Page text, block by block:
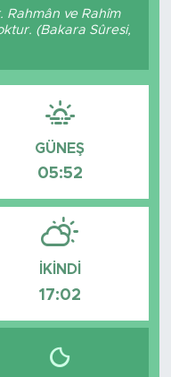
Rahmân ve Rahîm
(Bakara Sûresi,
GÜNEŞ
05:52
İKINDI
17:02